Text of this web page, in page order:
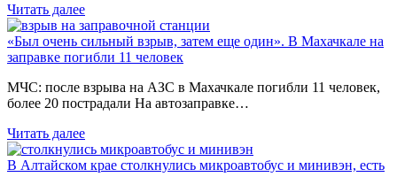
Читать далее
«Был очень сильный взрыв, затем еще один». В Махачкале на
заправке погибли 11 человек
МЧС: после взрыва на АЗС в Махачкале погибли 11 человек,
более 20 пострадали На автозаправке…
Читать далее
В Алтайском крае столкнулись микроавтобус и минивэн, есть